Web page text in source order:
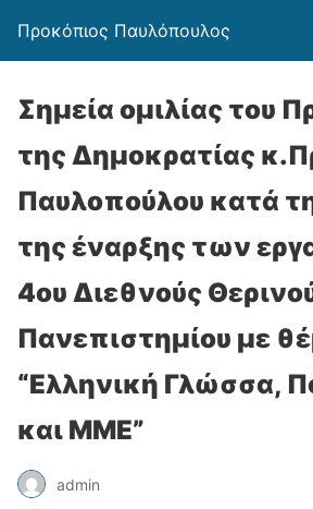
Προκόπιος Παυλόπουλος
Σημεία ομιλίας του
της Δημοκρατίας
Παυλοπούλου κατά
της έναρξης των
4ου Διεθνούς
Πανεπιστημίου με
“Ελληνική Γλώσσα,
και ΜΜΕ”
admin